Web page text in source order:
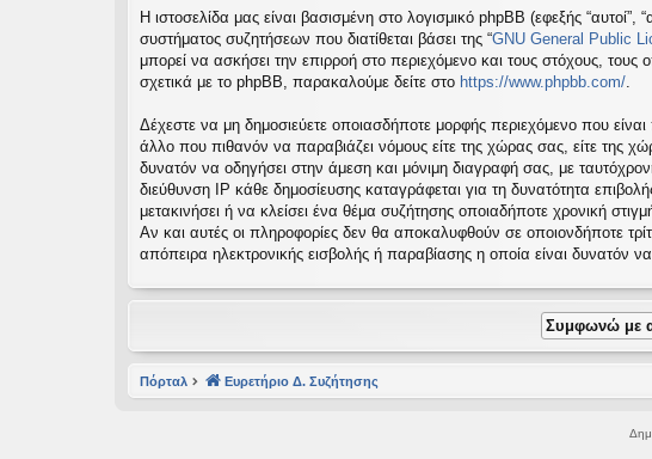
Η ιστοσελίδα μας είναι βασισμένη στο λογισμικό phpBB (εφεξής
συστήματος συζητήσεων που διατίθεται βάσει της “GNU General Public
μπορεί να ασκήσει την επιρροή στο περιεχόμενο και τους στόχους,
σχετικά με το phpBB, παρακαλούμε δείτε στο https://www.phpbb.com/.
Δέχεστε να μη δημοσιεύετε οποιασδήποτε μορφής περιεχόμενο που
άλλο που πιθανόν να παραβιάζει νόμους είτε της χώρας σας, είτε της
δυνατόν να οδηγήσει στην άμεση και μόνιμη διαγραφή σας, με
διεύθυνση IP κάθε δημοσίευσης καταγράφεται για τη δυνατότητα
μετακινήσει ή να κλείσει ένα θέμα συζήτησης οποιαδήποτε χρονική
Αν και αυτές οι πληροφορίες δεν θα αποκαλυφθούν σε οποιονδήποτε
απόπειρα ηλεκτρονικής εισβολής ή παραβίασης η οποία είναι
Πόρταλ Ευρετήριο Δ. Συζήτησης